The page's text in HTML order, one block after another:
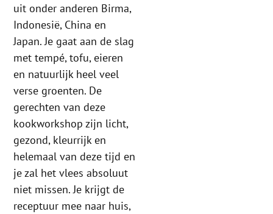
uit onder anderen Birma,
Indonesië, China en
Japan. Je gaat aan de slag
met tempé, tofu, eieren
en natuurlijk heel veel
verse groenten. De
gerechten van deze
kookworkshop zijn licht,
gezond, kleurrijk en
helemaal van deze tijd en
je zal het vlees absoluut
niet missen. Je krijgt de
receptuur mee naar huis,